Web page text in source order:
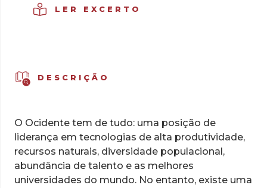
LER EXCERTO
DESCRIÇÃO
O Ocidente tem de tudo: uma posição de
liderança em tecnologias de alta produtividade,
recursos naturais, diversidade populacional,
abundância de talento e as melhores
universidades do mundo. No entanto, existe uma